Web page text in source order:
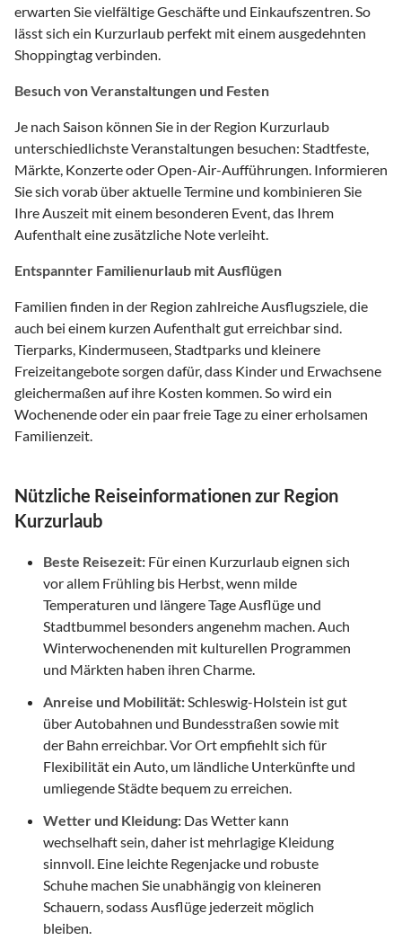
erwarten Sie vielfältige Geschäfte und Einkaufszentren. So
lässt sich ein Kurzurlaub perfekt mit einem ausgedehnten
Shoppingtag verbinden.
Besuch von Veranstaltungen und Festen
Je nach Saison können Sie in der Region Kurzurlaub
unterschiedlichste Veranstaltungen besuchen: Stadtfeste,
Märkte, Konzerte oder Open-Air-Aufführungen. Informieren
Sie sich vorab über aktuelle Termine und kombinieren Sie
Ihre Auszeit mit einem besonderen Event, das Ihrem
Aufenthalt eine zusätzliche Note verleiht.
Entspannter Familienurlaub mit Ausflügen
Familien finden in der Region zahlreiche Ausflugsziele, die
auch bei einem kurzen Aufenthalt gut erreichbar sind.
Tierparks, Kindermuseen, Stadtparks und kleinere
Freizeitangebote sorgen dafür, dass Kinder und Erwachsene
gleichermaßen auf ihre Kosten kommen. So wird ein
Wochenende oder ein paar freie Tage zu einer erholsamen
Familienzeit.
Nützliche Reiseinformationen zur Region
Kurzurlaub
Beste Reisezeit: Für einen Kurzurlaub eignen sich
vor allem Frühling bis Herbst, wenn milde
Temperaturen und längere Tage Ausflüge und
Stadtbummel besonders angenehm machen. Auch
Winterwochenenden mit kulturellen Programmen
und Märkten haben ihren Charme.
Anreise und Mobilität:Schleswig-Holstein ist gut
über Autobahnen und Bundesstraßen sowie mit
der Bahn erreichbar. Vor Ort empfiehlt sich für
Flexibilität ein Auto, um ländliche Unterkünfte und
umliegende Städte bequem zu erreichen.
Wetter und Kleidung: Das Wetter kann
wechselhaft sein, daher ist mehrlagige Kleidung
sinnvoll. Eine leichte Regenjacke und robuste
Schuhe machen Sie unabhängig von kleineren
Schauern, sodass Ausflüge jederzeit möglich
bleiben.